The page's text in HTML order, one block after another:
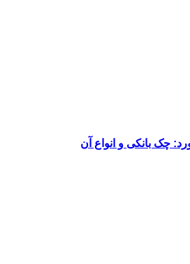
چک بانکی و انواع آن